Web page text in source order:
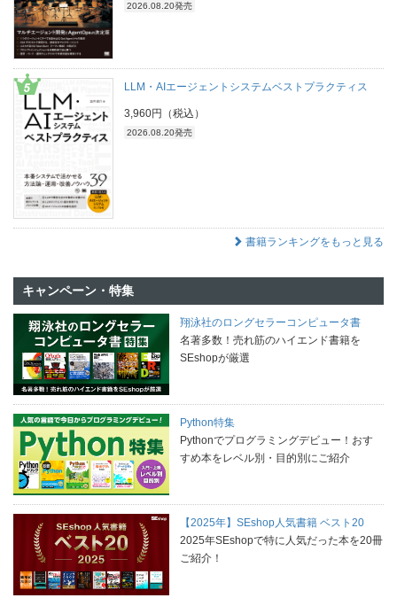
2026.08.20発売
LLM・AIエージェントシステムベストプラクティス
3,960円（税込）
2026.08.20発売
書籍ランキングをもっと見る
キャンペーン・特集
翔泳社のロングセラーコンピュータ書
名著多数！売れ筋のハイエンド書籍を
SEshopが厳選
Python特集
Pythonでプログラミングデビュー！おす
すめ本をレベル別・目的別にご紹介
【2025年】SEshop人気書籍 ベスト20
2025年SEshopで特に人気だった本を20冊
ご紹介！